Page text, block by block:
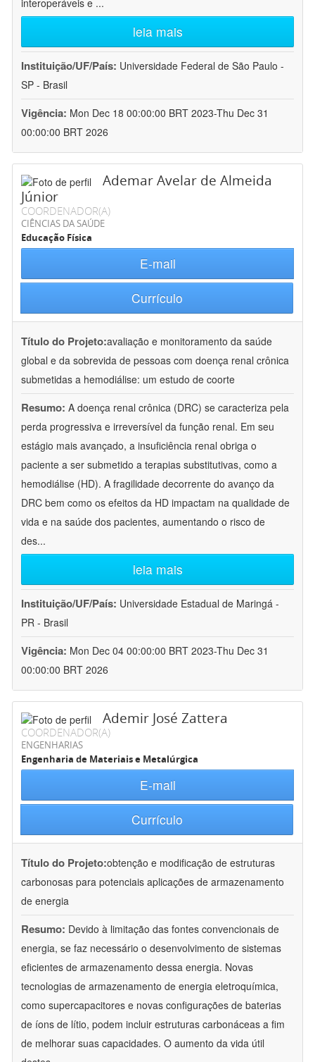
interoperáveis e ...
leia mais
Instituição/UF/País: Universidade Federal de São Paulo -
SP - Brasil
Vigência: Mon Dec 18 00:00:00 BRT 2023-Thu Dec 31
00:00:00 BRT 2026
Ademar Avelar de Almeida
Júnior
COORDENADOR(A)
CIÊNCIAS DA SAÚDE
Educação Física
E-mail
Currículo
Título do Projeto:avaliação e monitoramento da saúde
global e da sobrevida de pessoas com doença renal crônica
submetidas a hemodiálise: um estudo de coorte
Resumo: A doença renal crônica (DRC) se caracteriza pela
perda progressiva e irreversível da função renal. Em seu
estágio mais avançado, a insuficiência renal obriga o
paciente a ser submetido a terapias substitutivas, como a
hemodiálise (HD). A fragilidade decorrente do avanço da
DRC bem como os efeitos da HD impactam na qualidade de
vida e na saúde dos pacientes, aumentando o risco de
des...
leia mais
Instituição/UF/País: Universidade Estadual de Maringá -
PR - Brasil
Vigência: Mon Dec 04 00:00:00 BRT 2023-Thu Dec 31
00:00:00 BRT 2026
Ademir José Zattera
COORDENADOR(A)
ENGENHARIAS
Engenharia de Materiais e Metalúrgica
E-mail
Currículo
Título do Projeto:obtenção e modificação de estruturas
carbonosas para potenciais aplicações de armazenamento
de energia
Resumo: Devido à limitação das fontes convencionais de
energia, se faz necessário o desenvolvimento de sistemas
eficientes de armazenamento dessa energia. Novas
tecnologias de armazenamento de energia eletroquímica,
como supercapacitores e novas configurações de baterias
de íons de lítio, podem incluir estruturas carbonáceas a fim
de melhorar suas capacidades. O aumento da vida útil